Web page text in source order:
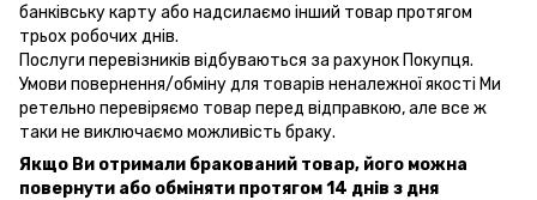
банківську карту або надсилаємо інший товар протягом
трьох робочих днів.
Послуги перевізників відбуваються за рахунок Покупця.
Умови повернення/обміну для товарів неналежної якості Ми
ретельно перевіряємо товар перед відправкою, але все ж
таки не виключаємо можливість браку.
Якщо Ви отримали бракований товар, його можна
повернути або обміняти протягом 14 днів з дня